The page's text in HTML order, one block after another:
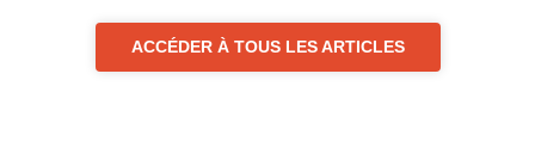
ACCÉDER À TOUS LES ARTICLES